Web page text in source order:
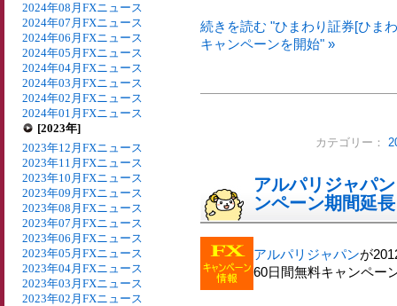
2024年08月FXニュース
2024年07月FXニュース
2024年06月FXニュース
2024年05月FXニュース
2024年04月FXニュース
2024年03月FXニュース
2024年02月FXニュース
2024年01月FXニュース
[2023年]
2023年12月FXニュース
2023年11月FXニュース
2023年10月FXニュース
2023年09月FXニュース
2023年08月FXニュース
2023年07月FXニュース
2023年06月FXニュース
2023年05月FXニュース
2023年04月FXニュース
2023年03月FXニュース
2023年02月FXニュース
続きを読む "ひまわり証券[ひま
キャンペーンを開始" »
カテゴリー：
アルパリジャパ
ンペーン期間延長
アルパリジャパンが
60日間無料キャンペー